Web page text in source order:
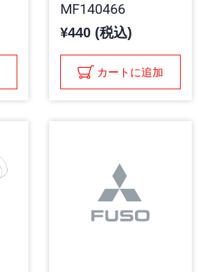
MF140466
¥440 (税込)
カートに追加